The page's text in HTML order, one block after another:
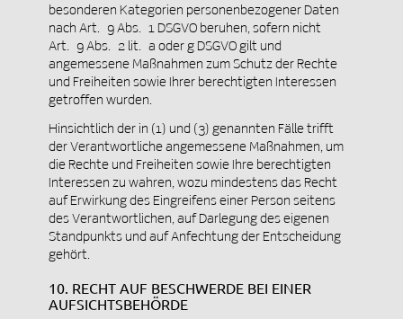
besonderen Kategorien personenbezogener Daten
nach Art. 9 Abs. 1 DSGVO beruhen, sofern nicht
Art. 9 Abs. 2 lit. a oder g DSGVO gilt und
angemessene Maßnahmen zum Schutz der Rechte
und Freiheiten sowie Ihrer berechtigten Interessen
getroffen wurden.
Hinsichtlich der in (1) und (3) genannten Fälle trifft
der Verantwortliche angemessene Maßnahmen, um
die Rechte und Freiheiten sowie Ihre berechtigten
Interessen zu wahren, wozu mindestens das Recht
auf Erwirkung des Eingreifens einer Person seitens
des Verantwortlichen, auf Darlegung des eigenen
Standpunkts und auf Anfechtung der Entscheidung
gehört.
10. RECHT AUF BESCHWERDE BEI EINER
AUFSICHTSBEHÖRDE